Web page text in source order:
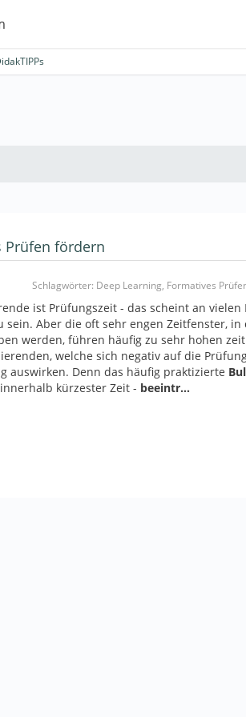
Prüfen fördern
Schlagwörter: Deep Learning, Formatives
ist Prüfungszeit - das scheint an
sein. Aber die oft sehr engen Zeitfenster,
werden, führen häufig zu sehr hohen
welche sich negativ auf die
auswirken. Denn das häufig praktizierte
kürzester Zeit - beeintr…